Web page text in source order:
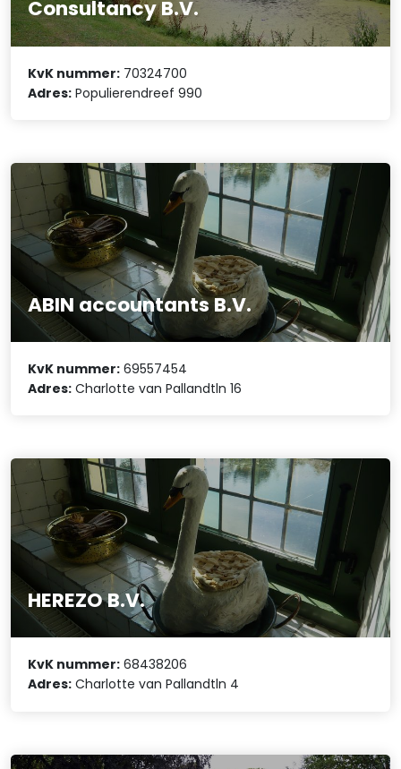
Consultancy B.V.
KvK nummer: 70324700
Adres: Populierendreef 990
ABIN accountants B.V.
KvK nummer: 69557454
Adres: Charlotte van Pallandtln 16
HEREZO B.V.
KvK nummer: 68438206
Adres: Charlotte van Pallandtln 4